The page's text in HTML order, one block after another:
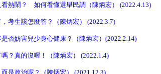
熱鬧？ 如何看懂選舉民調（陳炳宏） (2022.4.13)
考生該怎麼答？（陳炳宏） (2022.3.7)
否妨害兒少身心健康？（陳炳宏）(2022.2.14)
？真的沒喔！（陳炳宏） (2022.1.4)
是政治呢？（陳炳宏） (2021.12.3)